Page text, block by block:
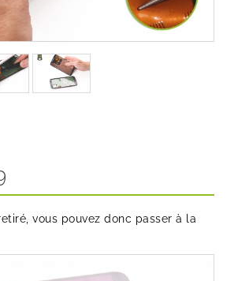
vous pouvez donc passer à la